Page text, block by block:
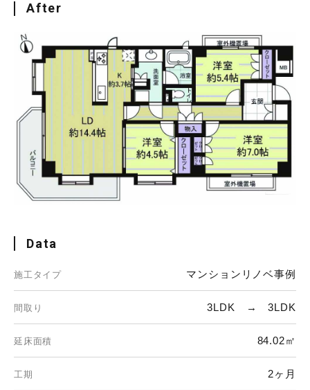
After
Data
施工タイプ マンションリノベ事例
間取り 3LDK → 3LDK
延床面積 84.02㎡
工期 2ヶ月